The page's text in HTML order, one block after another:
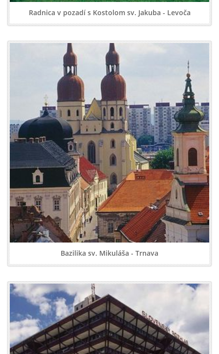
Radnica v pozadí s Kostolom sv. Jakuba - Levoča
Bazilika sv. Mikuláša - Trnava